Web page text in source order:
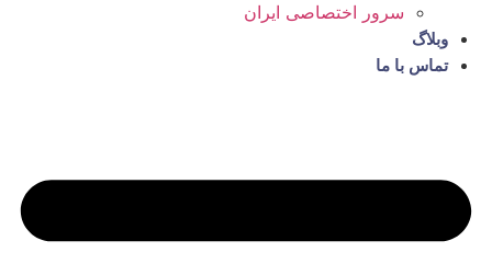
سرور اختصاصی ایران
وبلاگ
تماس با ما